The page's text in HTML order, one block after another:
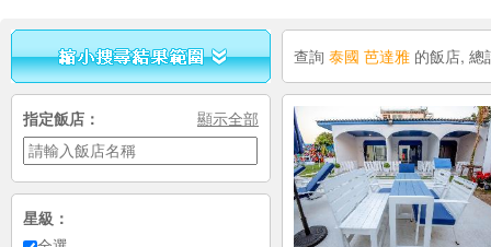
指定飯店： 顯示全部
星級：
查詢 泰國 芭達雅 的飯店,